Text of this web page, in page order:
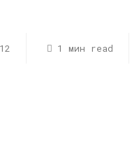
1 мин read